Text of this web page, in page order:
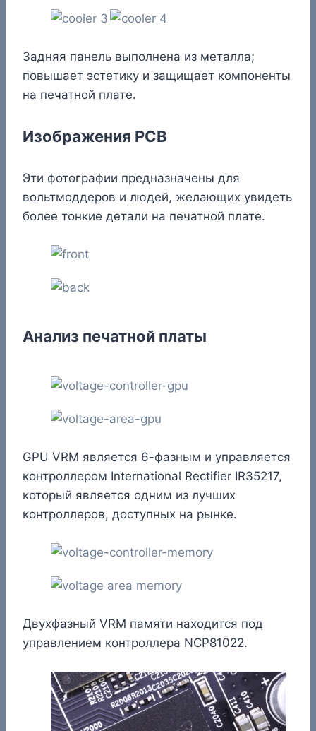
Задняя панель выполнена из металла;
повышает эстетику и защищает компоненты
на печатной плате.
Изображения PCB
Эти фотографии предназначены для
вольтмоддеров и людей, желающих увидеть
более тонкие детали на печатной плате.
Анализ печатной платы
GPU VRM является 6-фазным и управляется
контроллером International Rectifier IR35217,
который является одним из лучших
контроллеров, доступных на рынке.
Двухфазный VRM памяти находится под
управлением контроллера NCP81022.